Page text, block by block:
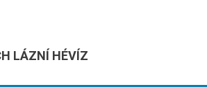
LÁZNÍ HÉVÍZ